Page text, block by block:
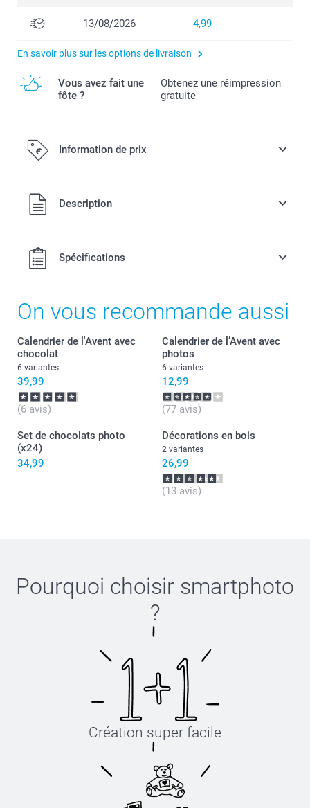
13/08/2026 4,99
En savoir plus sur les options de livraison
Vous avez fait une
fôte ?
Obtenez une réimpression
gratuite
Information de prix
Tous les prix sont en EURO (€), TVA incluse et hors frais de
port.
Description
Spécifications
On vous recommande aussi
Calendrier de l'Avent avec
chocolat
6 variantes
39,99
(6 avis)
Calendrier de l’Avent avec
photos
6 variantes
12,99
(77 avis)
Set de chocolats photo
(x24)
34,99
Décorations en bois
2 variantes
26,99
(13 avis)
Pourquoi choisir smartphoto
?
Création super facile